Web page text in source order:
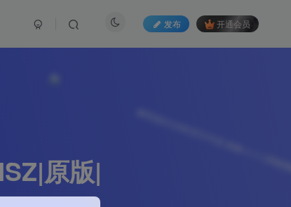
原版|
发布 开通会员